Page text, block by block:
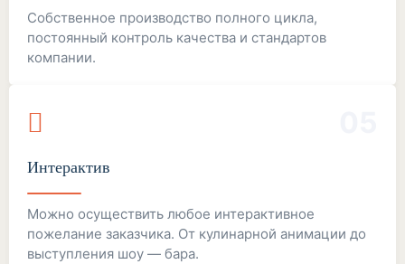
Собственное производство полного цикла,
постоянный контроль качества и стандартов
компании.
Интерактив
Можно осуществить любое интерактивное
пожелание заказчика. От кулинарной анимации до
выступления шоу — бара.